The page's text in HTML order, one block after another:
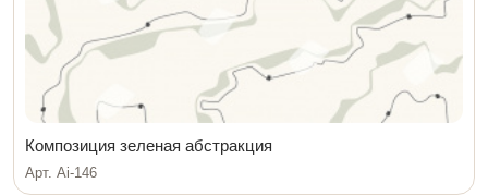
Композиция зеленая абстракция
Арт. Ai-146